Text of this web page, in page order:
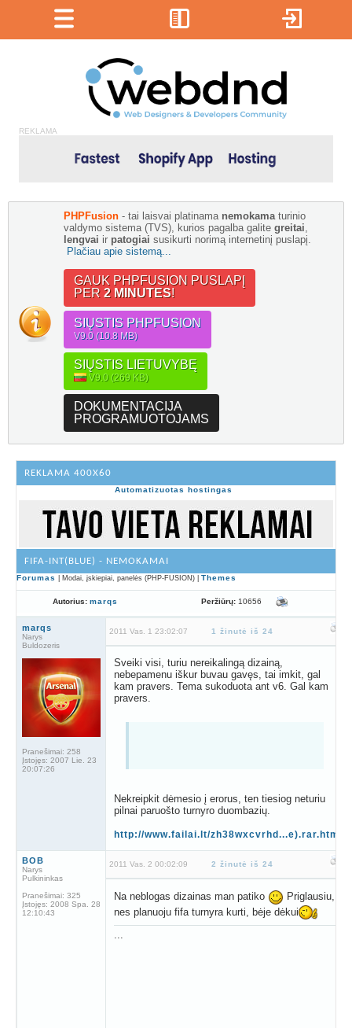
REKLAMA
PHPFusion - tai laisvai platinama nemokama turinio
valdymo sistema (TVS), kurios pagalba galite greitai
lengvai ir patogiai susikurti norimą internetinį puslapį.
Plačiau apie sistemą...
GAUK PHPFUSION PUSLAPĮ
PER 2 MINUTES!
SIŲSTIS PHPFUSION
V9.0 (10.8 MB)
SIŲSTIS LIETUVYBĘ
V9.0 (269 KB)
DOKUMENTACIJA
PROGRAMUOTOJAMS
REKLAMA 400X60
Automatizuotas hostingas
FIFA-INT(BLUE) - NEMOKAMAI
Forumas | Modai, įskiepiai, panelės (PHP-FUSION) | Themes
Autorius: marqs Peržiūrų: 10656
marqs
Narys
Buldozeris
Pranešimai: 258
Įstojęs: 2007 Lie. 23
20:07:26
2011 Vas. 1 23:02:07 1 žinutė iš 24
Sveiki visi, turiu nereikalingą dizainą,
nebepamenu iškur buvau gavęs, tai imkit, gal
kam pravers. Tema sukoduota ant v6. Gal kam
pravers.
Nekreipkit dėmesio į erorus, ten tiesiog neturiu
pilnai paruošto turnyro duombazių.
http://www.failai.lt/zh38wxcvrhd...e).rar.htm
BOB
Narys
Pulkininkas
Pranešimai: 325
Įstojęs: 2008 Spa. 28
12:10:43
2011 Vas. 2 00:02:09 2 žinutė iš 24
Na neblogas dizainas man patiko
Priglausiu,
nes planuoju fifa turnyra kurti, bėje dėkui